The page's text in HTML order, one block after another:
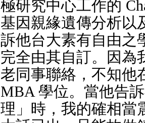
極研究中心工作的
基因親緣遺傳分析以
訴他台大素有自由之
完全由其自訂。因為
老同事聯絡，不知他
MBA 學位。當他告
理」時，我的確相當